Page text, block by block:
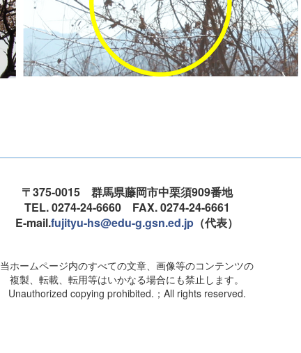
〒375-0015 群馬県藤岡市中栗須909番地
TEL. 0274-24-6660 FAX. 0274-24-6661
E-mail.fujityu-hs@edu-g.gsn.ed.jp （代表）
当ホームページ内のすべての文章、画像等のコンテンツの
複製、転載、転用等はいかなる場合にも禁止します。
Unauthorized copying prohibited.；All rights reserved.